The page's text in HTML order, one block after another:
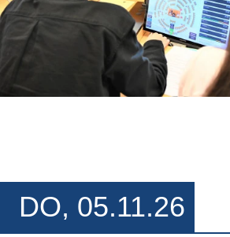
DO, 05.11.26